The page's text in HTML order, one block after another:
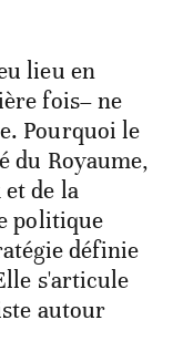
lieu en
fois– ne
Pourquoi le
du Royaume,
de la
politique
définie
s'articule
autour